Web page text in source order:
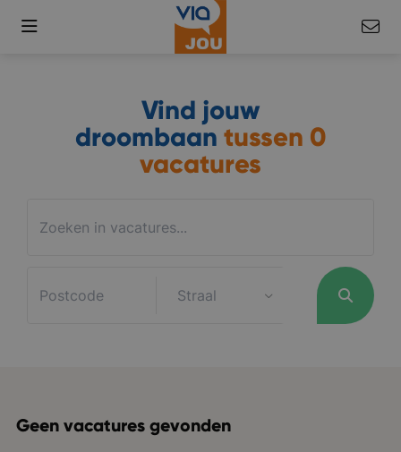
Vind jouw
droombaan tussen 0
vacatures
Geen vacatures gevonden